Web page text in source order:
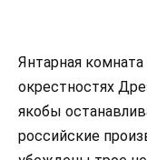
Янтарная
окрестностях
якобы
российские